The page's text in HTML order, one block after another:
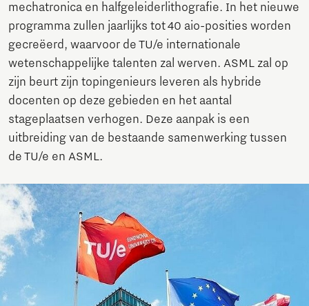
mechatronica en halfgeleiderlithografie. In het nieuwe
programma zullen jaarlijks tot 40 aio-posities worden
gecreëerd, waarvoor de TU/e internationale
wetenschappelijke talenten zal werven. ASML zal op
zijn beurt zijn topingenieurs leveren als hybride
docenten op deze gebieden en het aantal
stageplaatsen verhogen. Deze aanpak is een
uitbreiding van de bestaande samenwerking tussen
de TU/e en ASML.